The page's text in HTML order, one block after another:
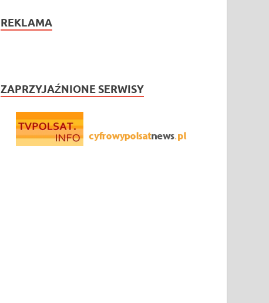
REKLAMA
ZAPRZYJAŹNIONE SERWISY